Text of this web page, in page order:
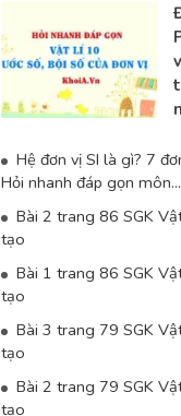
Hệ đơn vị SI là gì? 7
Hỏi nhanh đáp gọn môn...
Bài 2 trang 86 SGK
tạo
Bài 1 trang 86 SGK
tạo
Bài 3 trang 79 SGK
tạo
Bài 2 trang 79 SGK
tạo